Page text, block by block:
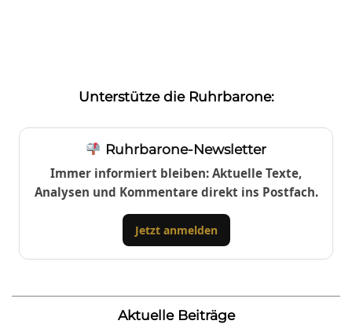
Unterstütze die Ruhrbarone:
Ruhrbarone-Newsletter
Immer informiert bleiben: Aktuelle Texte,
Analysen und Kommentare direkt ins Postfach.
Jetzt anmelden
Aktuelle Beiträge